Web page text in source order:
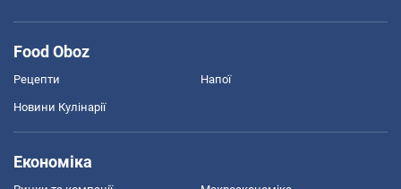
Food Oboz
Рецепти Напої
Новини Кулінарії
Економіка